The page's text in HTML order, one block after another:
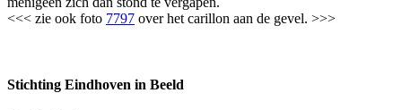
<<< zie ook foto 7797 over het carillon aan de gevel. >>>
Stichting Eindhoven in Beeld